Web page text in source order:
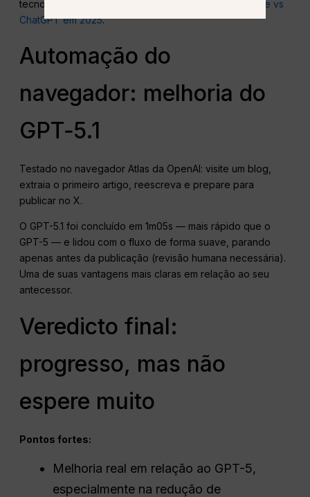
tecnologia de ponta e para avaliar o estado da
Claude vs
ChatGPT em 2025.
Automação do
navegador: melhoria do
GPT‑5.1
Testado no navegador Atlas da OpenAI: visite um blog,
extraia o primeiro artigo, reescreva e prepare para
publicar no X.
O GPT-5.1 foi concluído em 1m05s — mais rápido que o
GPT-5 — e lidou com o fluxo de forma suave, parando
apenas antes da publicação (revisão humana necessária).
Uma de suas vantagens mais claras em relação ao seu
antecessor.
Veredicto final:
progresso, mas não
espere muito
Pontos fortes:
Melhoria real em relação ao GPT-5,
especialmente na redução de